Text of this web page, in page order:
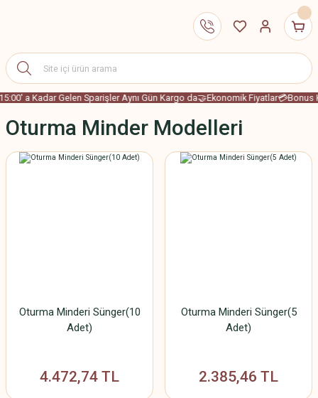
a Kadar Gelen Sparişler Aynı Gün Kargo da🤝Ekonomik Fiyatlar💳Bonus
Oturma Minder Modelleri
Oturma Minderi Sünger(10
Adet)
4.472,74 TL
Oturma Minderi Sünger(5
Adet)
2.385,46 TL